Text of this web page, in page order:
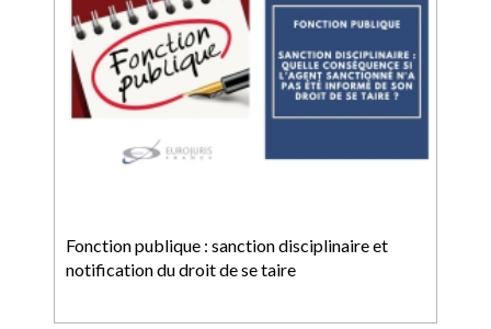
Fonction publique : sanction disciplinaire et
notification du droit de se taire